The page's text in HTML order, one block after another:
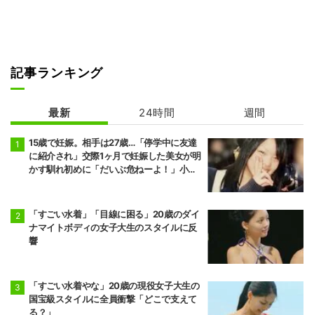
記事ランキング
最新 24時間 週間
15歳で妊娠。相手は27歳…「停学中に友達
に紹介され」交際1ヶ月で妊娠した美女が明
かす馴れ初めに「だいぶ危ねーよ！」小森
「すごい水着」「目線に困る」20歳のダイ
ナマイトボディの女子大生のスタイルに反
響
「すごい水着やな」20歳の現役女子大生の
国宝級スタイルに全員衝撃「どこで支えて
る？」